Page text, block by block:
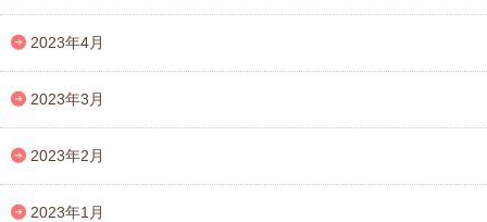
2023年4月
2023年3月
2023年2月
2023年1月